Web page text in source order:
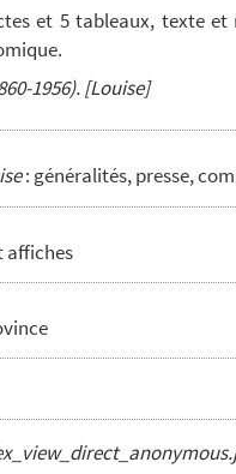
et 5 tableaux, texte et
1956). [Louise]
: généralités, presse,
affiches